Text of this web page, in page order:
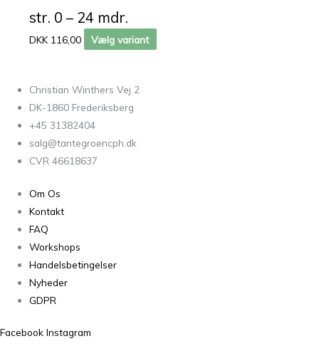
str. 0 – 24 mdr.
DKK 116,00 Vælg variant
Christian Winthers Vej 2
DK-1860 Frederiksberg
+45 31382404
salg@tantegroencph.dk
CVR 46618637
Om Os
Kontakt
FAQ
Workshops
Handelsbetingelser
Nyheder
GDPR
Facebook Instagram